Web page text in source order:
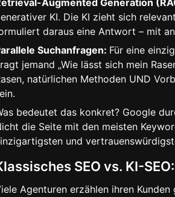
Augmented Generation
KI. Die KI zieht sich
daraus eine Antwort – mit
Suchanfragen: Für eine
jemand „Wie lässt sich mein
natürlichen Methoden UND
bedeutet das konkret? Google
die Seite mit den meisten
und
SEO vs. KI-
Agenturen erzählen ihren